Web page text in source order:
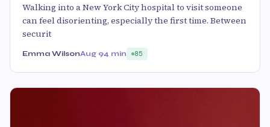
Walking into a New York City hospital to visit someone
can feel disorienting, especially the first time. Between
securit
Emma WilsonAug 94 min 85